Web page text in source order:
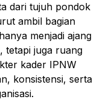
dari tujuh pondok
ambil bagian
menjadi ajang
tetapi juga ruang
kader IPNW
konsistensi, serta